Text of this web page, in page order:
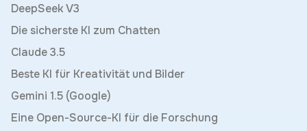
DeepSeek V3
Die sicherste KI zum Chatten
Claude 3.5
Beste KI für Kreativität und Bilder
Gemini 1.5 (Google)
Eine Open-Source-KI für die Forschung